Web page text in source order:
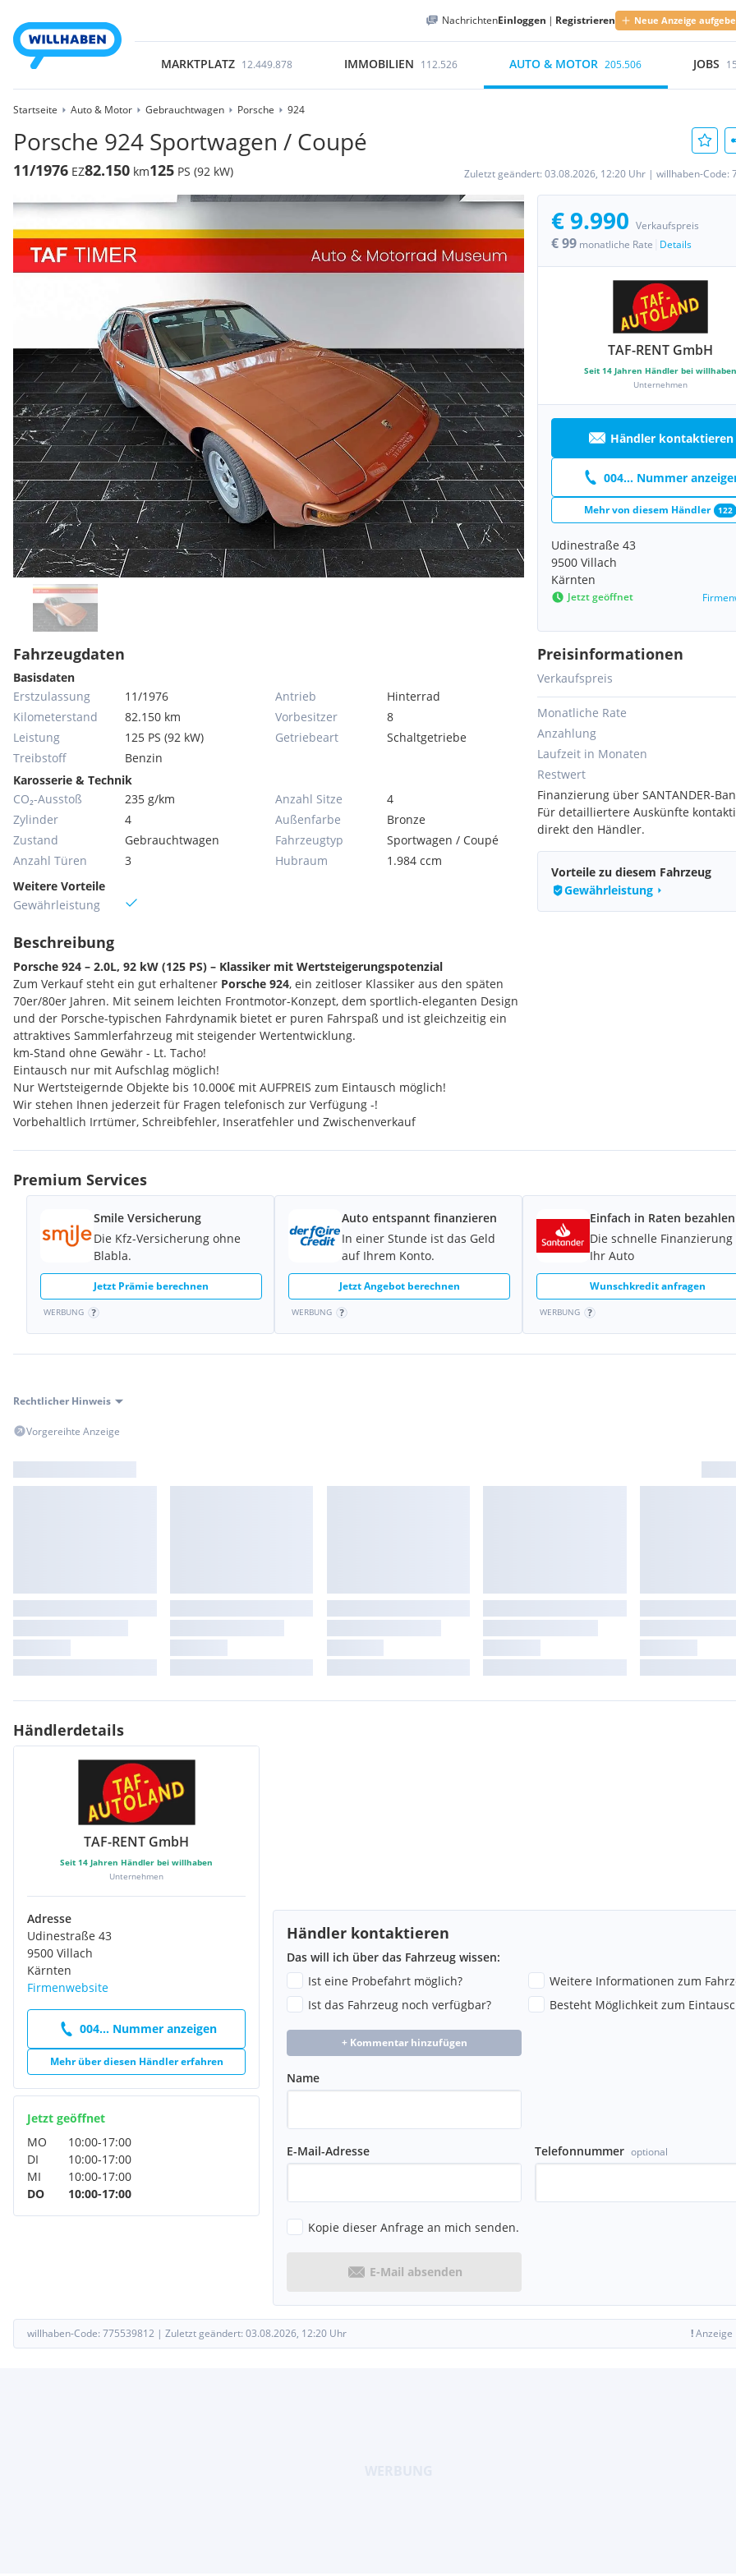
NachrichtenEinloggen | Registrieren Neue Anzeige
MARKTPLATZ 12.449.878 IMMOBILIEN 112.526 AUTO & MOTOR 205.506 JOBS
Startseite Auto & Motor Gebrauchtwagen Porsche 924
Porsche 924 Sportwagen / Coupé
11/1976 EZ82.150 km125 PS (92 kW) Zuletzt geändert: 03.08.2026, 12:20 Uhr | willhaben-Code:
€ 9.990 Verkaufspreis
€ 99 monatliche Rate Details
TAF-RENT GmbH
Seit 14 Jahren Händler bei willhaben
Unternehmen
Händler kontaktieren
004... Nummer
Mehr von diesem Händler 122
Udinestraße 43
9500 Villach
Kärnten
Jetzt geöffnet
Fahrzeugdaten
Basisdaten
Erstzulassung
11/1976
Kilometerstand
82.150 km
Leistung
125 PS (92 kW)
Treibstoff
Benzin
Antrieb
Hinterrad
Vorbesitzer
8
Getriebeart
Schaltgetriebe
Karosserie & Technik
CO₂-Ausstoß
235 g/km
Zylinder
4
Zustand
Gebrauchtwagen
Anzahl Türen
3
Anzahl Sitze
4
Außenfarbe
Bronze
Fahrzeugtyp
Sportwagen / Coupé
Hubraum
1.984 ccm
Weitere Vorteile
Gewährleistung
Beschreibung
Porsche 924 – 2.0L, 92 kW (125 PS) – Klassiker mit Wertsteigerungspotenzial
Zum Verkauf steht ein gut erhaltener Porsche 924, ein zeitloser Klassiker aus den späten
70er/80er Jahren. Mit seinem leichten Frontmotor-Konzept, dem sportlich-eleganten Design
und der Porsche-typischen Fahrdynamik bietet er puren Fahrspaß und ist gleichzeitig ein
attraktives Sammlerfahrzeug mit steigender Wertentwicklung.
km-Stand ohne Gewähr - Lt. Tacho!
Eintausch nur mit Aufschlag möglich!
Nur Wertsteigernde Objekte bis 10.000€ mit AUFPREIS zum Eintausch möglich!
Wir stehen Ihnen jederzeit für Fragen telefonisch zur Verfügung -!
Vorbehaltlich Irrtümer, Schreibfehler, Inseratfehler und Zwischenverkauf
Preisinformationen
Verkaufspreis
Monatliche Rate
Anzahlung
Laufzeit in Monaten
Restwert
Finanzierung über SANTANDER-
Für detailliertere Auskünfte
direkt den Händler.
Vorteile zu diesem Fahrzeug
Gewährleistung
Premium Services
Smile Versicherung
Die Kfz-Versicherung ohne
Blabla.
Jetzt Prämie berechnen
WERBUNG
Auto entspannt finanzieren
In einer Stunde ist das Geld
auf Ihrem Konto.
Jetzt Angebot berechnen
WERBUNG
Einfach in Raten bezahlen
Die schnelle
Ihr Auto
Wunschkredit anfragen
WERBUNG
Rechtlicher Hinweis
Vorgereihte Anzeige
Händlerdetails
TAF-RENT GmbH
Seit 14 Jahren Händler bei willhaben
Unternehmen
Adresse
Udinestraße 43
9500 Villach
Kärnten
Firmenwebsite
004... Nummer anzeigen
Mehr über diesen Händler erfahren
Jetzt geöffnet
MO
10:00-17:00
DI
10:00-17:00
MI
10:00-17:00
DO
10:00-17:00
Händler kontaktieren
Das will ich über das Fahrzeug wissen:
Ist eine Probefahrt möglich?
Weitere Informationen zum
Ist das Fahrzeug noch verfügbar?
Besteht Möglichkeit zum
+ Kommentar hinzufügen
Name
E-Mail-Adresse Telefonnummer optional
Kopie dieser Anfrage an mich senden.
E-Mail absenden
willhaben-Code: 775539812 | Zuletzt geändert: 03.08.2026, 12:20 Uhr !Anzeige